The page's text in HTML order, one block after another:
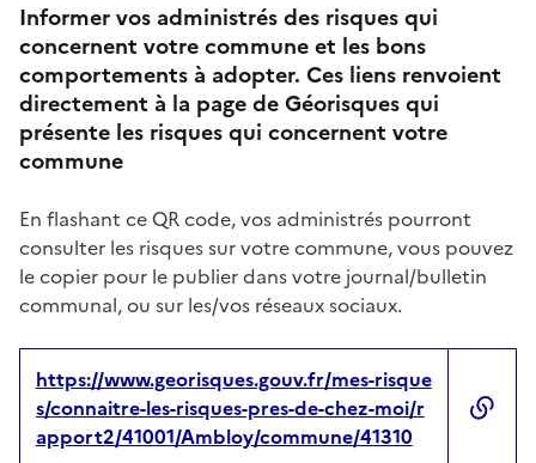
Informer vos administrés des risques qui
concernent votre commune et les bons
comportements à adopter. Ces liens renvoient
directement à la page de Géorisques qui
présente les risques qui concernent votre
commune
En flashant ce QR code, vos administrés pourront
consulter les risques sur votre commune, vous pouvez
le copier pour le publier dans votre journal/bulletin
communal, ou sur les/vos réseaux sociaux.
https://www.georisques.gouv.fr/mes-risque
s/connaitre-les-risques-pres-de-chez-moi/r
apport2/41001/Ambloy/commune/41310